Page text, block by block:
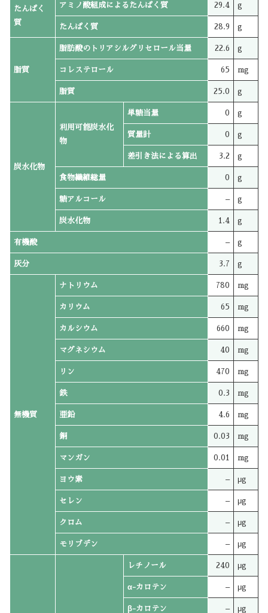
たんぱく
質
アミノ酸組成によるたんぱく質 29.4 g
たんぱく質 28.9 g
脂質
脂肪酸のトリアシルグリセロール当量 22.6 g
コレステロール 65 mg
脂質 25.0 g
炭水化物
利用可能炭水化
物
単糖当量 0 g
質量計 0 g
差引き法による算出 3.2 g
食物繊維総量 0 g
糖アルコール – g
炭水化物 1.4 g
有機酸 – g
灰分 3.7 g
無機質
ナトリウム 780 mg
カリウム 65 mg
カルシウム 660 mg
マグネシウム 40 mg
リン 470 mg
鉄 0.3 mg
亜鉛 4.6 mg
銅 0.03 mg
マンガン 0.01 mg
ヨウ素 – μg
セレン – μg
クロム – μg
モリブデン – μg
レチノール 240 μg
α-カロテン – μg
β-カロテン – μg